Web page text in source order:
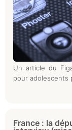
Un article du
pour adolescents
France : la